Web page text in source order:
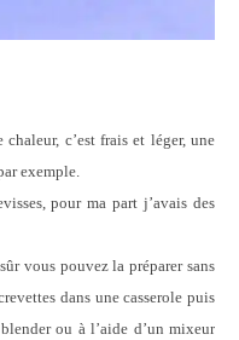
c’est frais et léger, une
exemple.
pour ma part j’avais des
vous pouvez la préparer sans
dans une casserole puis
ou à l’aide d’un mixeur